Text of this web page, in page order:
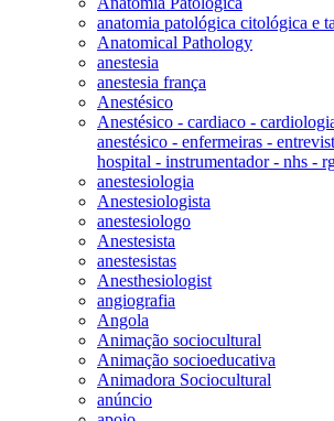
anatomia patológica citológica e
Anatomical Pathology
anestesia
anestesia frança
Anestésico
Anestésico - cardiaco -
anestésico - enfermeiras -
hospital - instrumentador - nhs -
anestesiologia
Anestesiologista
anestesiologo
Anestesista
anestesistas
Anesthesiologist
angiografia
Angola
Animação sociocultural
Animação socioeducativa
Animadora Sociocultural
anúncio